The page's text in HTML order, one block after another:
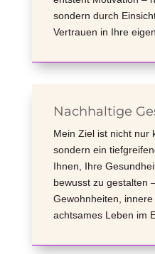
sondern durch
Vertrauen in Ihre
Nachhaltige
Mein Ziel ist nicht nur
sondern ein
Ihnen, Ihre
bewusst zu gestalten
Gewohnheiten,
achtsames Leben im